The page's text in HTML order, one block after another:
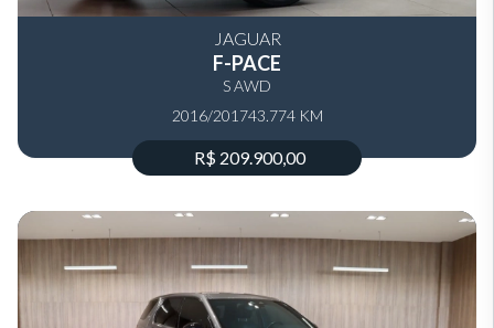
JAGUAR
F-PACE
S AWD
2016/201743.774 KM
R$ 209.900,00